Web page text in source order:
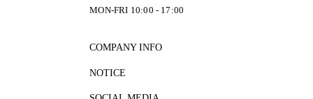
MON-FRI 10:00 - 17:00
COMPANY INFO
NOTICE